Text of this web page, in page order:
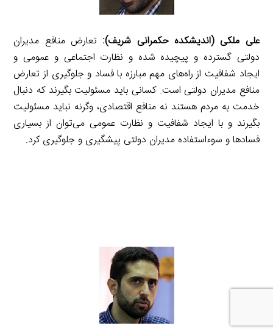
علی ملكی (اندیشكده حكمرانی شریف): تعارض منافع مدیران
دولتی گسترده و پیچیده شده و نظارت اجتماعی و عمومی و
ایجاد شفافیت از راه‌های مهم مبارزه با فساد و جلوگیری از تعارض
منافع مدیران دولتی است. كسانی باید مسئولیت بگیرند كه دنبال
خدمت به مردم هستند نه منافع اقتصادی، وگرنه نباید مسئولیت
بگیرند و با ایجاد شفافیت و نظارت عمومی می‌توان از بسیاری
فسادها و سوءاستفاده مدیران دولتی پیشگیری و جلوگیری كرد.